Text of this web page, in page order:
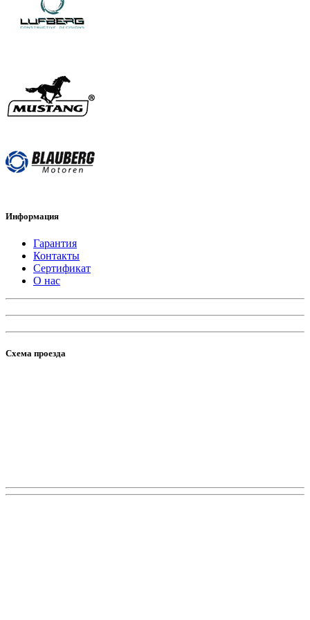
Информация
Гарантия
Контакты
Сертификат
О нас
Схема проезда